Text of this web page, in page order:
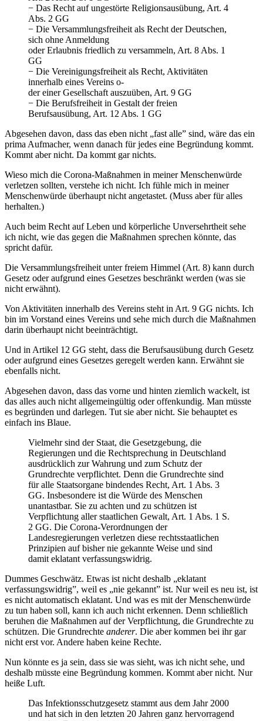
− Das Recht auf ungestörte Religionsausübung, Art. 4
Abs. 2 GG
− Die Versammlungsfreiheit als Recht der Deutschen,
sich ohne Anmeldung
oder Erlaubnis friedlich zu versammeln, Art. 8 Abs. 1
GG
− Die Vereinigungsfreiheit als Recht, Aktivitäten
innerhalb eines Vereins o-
der einer Gesellschaft auszuüben, Art. 9 GG
− Die Berufsfreiheit in Gestalt der freien
Berufsausübung, Art. 12 Abs. 1 GG
Abgesehen davon, dass das eben nicht „fast alle” sind, wäre das ein
prima Aufmacher, wenn danach für jedes eine Begründung kommt.
Kommt aber nicht. Da kommt gar nichts.
Wieso mich die Corona-Maßnahmen in meiner Menschenwürde
verletzen sollten, verstehe ich nicht. Ich fühle mich in meiner
Menschenwürde überhaupt nicht angetastet. (Muss aber für alles
herhalten.)
Auch beim Recht auf Leben und körperliche Unversehrtheit sehe
ich nicht, wie das gegen die Maßnahmen sprechen könnte, das
spricht dafür.
Die Versammlungsfreiheit unter freiem Himmel (Art. 8) kann durch
Gesetz oder aufgrund eines Gesetzes beschränkt werden (was sie
nicht erwähnt).
Von Aktivitäten innerhalb des Vereins steht in Art. 9 GG nichts. Ich
bin im Vorstand eines Vereins und sehe mich durch die Maßnahmen
darin überhaupt nicht beeinträchtigt.
Und in Artikel 12 GG steht, dass die Berufsausübung durch Gesetz
oder aufgrund eines Gesetzes geregelt werden kann. Erwähnt sie
ebenfalls nicht.
Abgesehen davon, dass das vorne und hinten ziemlich wackelt, ist
das alles auch nicht allgemeingültig oder offenkundig. Man müsste
es begründen und darlegen. Tut sie aber nicht. Sie behauptet es
einfach ins Blaue.
Vielmehr sind der Staat, die Gesetzgebung, die
Regierungen und die Rechtsprechung in Deutschland
ausdrücklich zur Wahrung und zum Schutz der
Grundrechte verpflichtet. Denn die Grundrechte sind
für alle Staatsorgane bindendes Recht, Art. 1 Abs. 3
GG. Insbesondere ist die Würde des Menschen
unantastbar. Sie zu achten und zu schützen ist
Verpflichtung aller staatlichen Gewalt, Art. 1 Abs. 1 S.
2 GG. Die Corona-Verordnungen der
Landesregierungen verletzen diese rechtsstaatlichen
Prinzipien auf bisher nie gekannte Weise und sind
damit eklatant verfassungswidrig.
Dummes Geschwätz. Etwas ist nicht deshalb „eklatant
verfassungswidrig”, weil es „nie gekannt” ist. Nur weil es neu ist, ist
es nicht automatisch eklatant. Und was es mit der Menschenwürde
zu tun haben soll, kann ich auch nicht erkennen. Denn schließlich
beruhen die Maßnahmen auf der Verpflichtung, die Grundrechte zu
schützen. Die Grundrechte anderer. Die aber kommen bei ihr gar
nicht erst vor. Andere haben keine Rechte.
Nun könnte es ja sein, dass sie was sieht, was ich nicht sehe, und
deshalb müsste eine Begründung kommen. Kommt aber nicht. Nur
heiße Luft.
Das Infektionsschutzgesetz stammt aus dem Jahr 2000
und hat sich in den letzten 20 Jahren ganz hervorragend